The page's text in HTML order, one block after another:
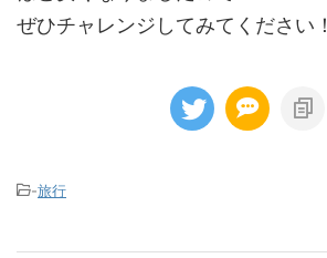
ぜひチャレンジしてみてください！
-旅行